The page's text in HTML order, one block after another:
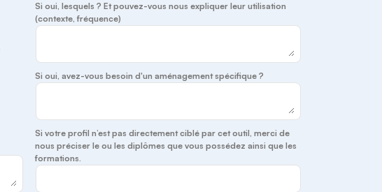
Si oui, lesquels ? Et pouvez-vous nous expliquer leur utilisation
(contexte, fréquence)
Si oui, avez-vous besoin d'un aménagement spécifique ?
Si votre profil n’est pas directement ciblé par cet outil, merci de
nous préciser le ou les diplômes que vous possédez ainsi que les
formations.